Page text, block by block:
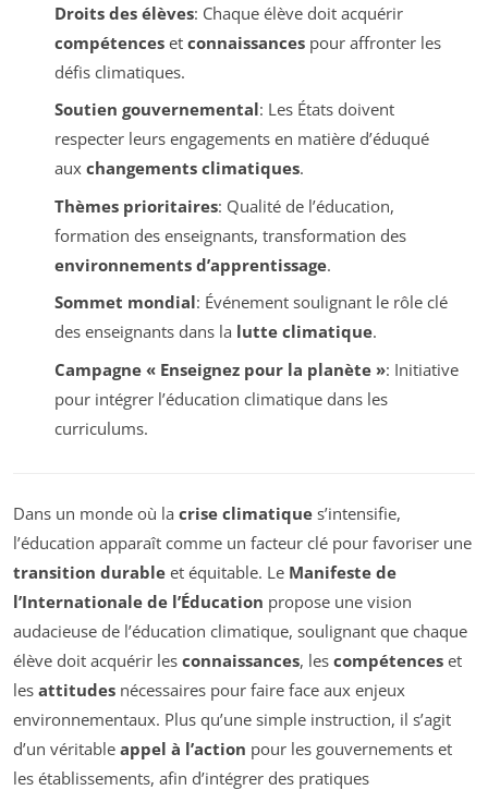
Droits des élèves: Chaque élève doit acquérir
compétenceset connaissancespour affronter les
défis climatiques.
Soutien gouvernemental: Les États doivent
respecter leurs engagements en matière d’éduqué
aux changements climatiques.
Thèmes prioritaires: Qualité de l’éducation,
formation des enseignants, transformation des
environnements d’apprentissage.
Sommet mondial: Événement soulignant le rôle clé
des enseignants dans la lutte climatique.
Campagne « Enseignez pour la planète »: Initiative
pour intégrer l’éducation climatique dans les
curriculums.
Dans un monde où la crise climatique s’intensifie,
l’éducation apparaît comme un facteur clé pour favoriser une
transition durable et équitable. Le Manifeste de
l’Internationale de l’Éducation propose une vision
audacieuse de l’éducation climatique, soulignant que chaque
élève doit acquérir les connaissances, les compétences et
les attitudes nécessaires pour faire face aux enjeux
environnementaux. Plus qu’une simple instruction, il s’agit
d’un véritable appel à l’action pour les gouvernements et
les établissements, afin d’intégrer des pratiques